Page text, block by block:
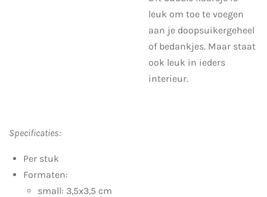
leuk om toe te voegen
aan je doopsuikergeheel
of bedankjes. Maar staat
ook leuk in ieders
interieur.
Specificaties:
Per stuk
Formaten:
small: 3,5x3,5 cm